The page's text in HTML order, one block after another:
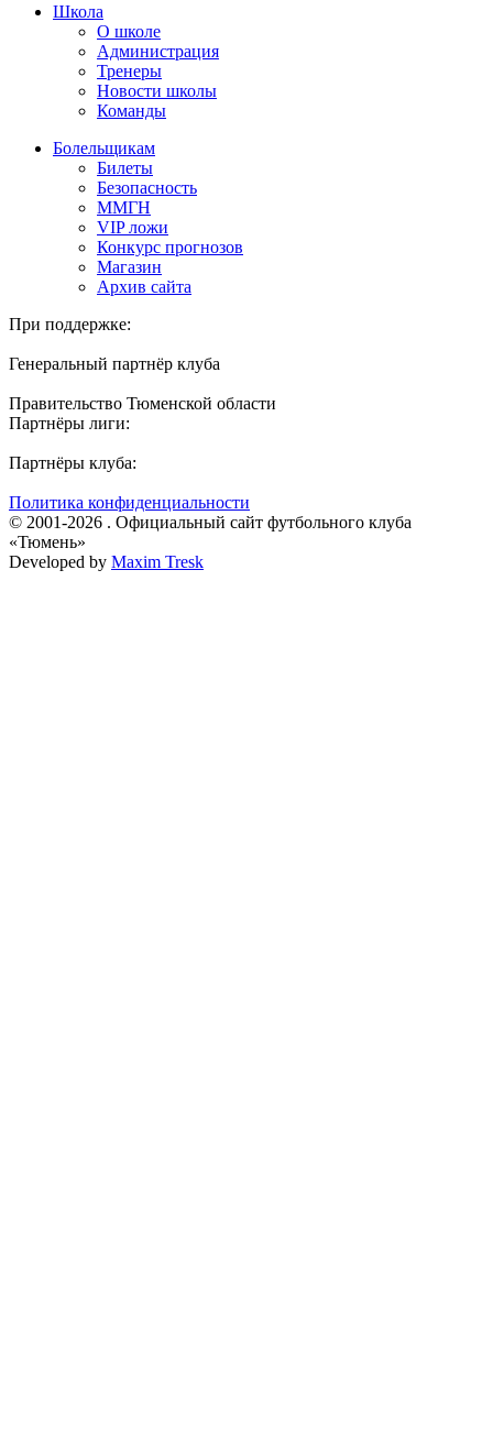
Школа
О школе
Администрация
Тренеры
Новости школы
Команды
Болельщикам
Билеты
Безопасность
ММГН
VIP ложи
Конкурс прогнозов
Магазин
Архив сайта
При поддержке:
Генеральный партнёр клуба
Правительство Тюменской области
Партнёры лиги:
Партнёры клуба:
Политика конфиденциальности
© 2001-2026 . Официальный сайт футбольного клуба
«Тюмень»
Developed by Maxim Tresk